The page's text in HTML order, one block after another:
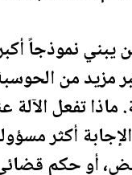
يبني نموذجاً
مزيد من
ماذا تفعل
أكثر
أو حكم